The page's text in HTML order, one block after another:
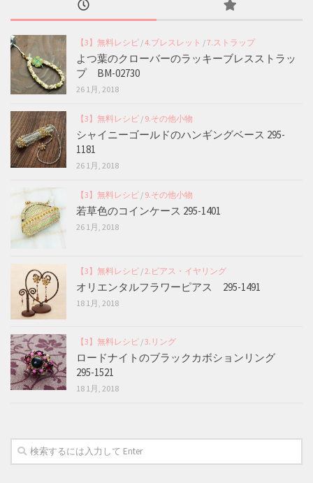
【3】無料レシピ /4.ブレスレット /7.ストラップ
よつ葉のクローバーのラッキーブレスストラッ
プ BM-02730
26 1月, 2018
【3】無料レシピ / 9.その他小物
シャイニーゴールドのハンギングベース 295-
1181
26 1月, 2018
【3】無料レシピ / 9.その他小物
若草色のコインケース 295-1401
26 1月, 2018
【3】無料レシピ /2.ピアス・イヤリング
オリエンタルフラワーピアス 295-1491
18 1月, 2018
【3】無料レシピ /3.リング
ロードナイトのブラックカボションリング
295-1521
18 1月, 2018